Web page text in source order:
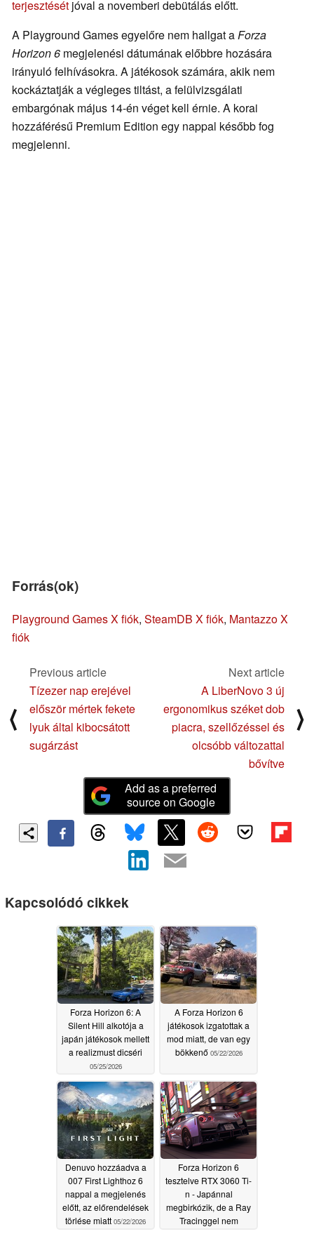
terjesztését jóval a novemberi debütálás előtt.
A Playground Games egyelőre nem hallgat aForza
Horizon 6 megjelenési dátumának előbbre hozására
irányuló felhívásokra. A játékosok számára, akik nem
kockáztatják a végleges tiltást, a felülvizsgálati
embargónak május 14-én véget kell érnie. A korai
hozzáférésű Premium Edition egy nappal később fog
megjelenni.
Forrás(ok)
Playground Games X fiók, SteamDB X fiók, Mantazzo X
fiók
⟨
Previous article
Tízezer nap erejével
először mértek fekete
lyuk által kibocsátott
sugárzást
Next article
A LiberNovo 3 új
ergonomikus széket dob
piacra, szellőzéssel és
olcsóbb változattal
bővítve
⟩
Add as a preferred
source on Google
Kapcsolódó cikkek
Forza Horizon 6: A
Silent Hill alkotója a
japán játékosok mellett
a realizmust dicséri
05/25/2026
A Forza Horizon 6
játékosok izgatottak a
mod miatt, de van egy
bökkenő 05/22/2026
Denuvo hozzáadva a
007 First Lighthoz 6
nappal a megjelenés
előtt, az előrendelések
törlése miatt 05/22/2026
Forza Horizon 6
tesztelve RTX 3060 Ti-
n - Japánnal
megbirkózik, de a Ray
Tracinggel nem